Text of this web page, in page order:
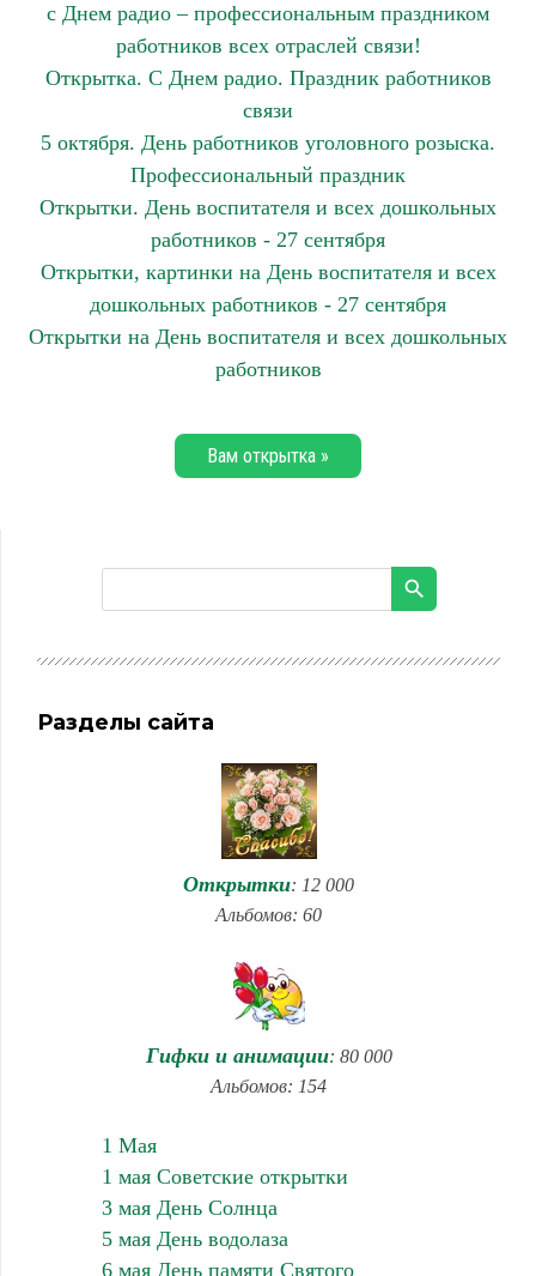
с Днем радио – профессиональным праздником
работников всех отраслей связи!
Открытка. С Днем радио. Праздник работников
связи
5 октября. День работников уголовного розыска.
Профессиональный праздник
Открытки. День воспитателя и всех дошкольных
работников - 27 сентября
Открытки, картинки на День воспитателя и всех
дошкольных работников - 27 сентября
Открытки на День воспитателя и всех дошкольных
работников
Вам открытка »
Разделы сайта
Открытки: 12 000
Альбомов: 60
Гифки и анимации: 80 000
Альбомов: 154
1 Мая
1 мая Советские открытки
3 мая День Солнца
5 мая День водолаза
6 мая День памяти Святого